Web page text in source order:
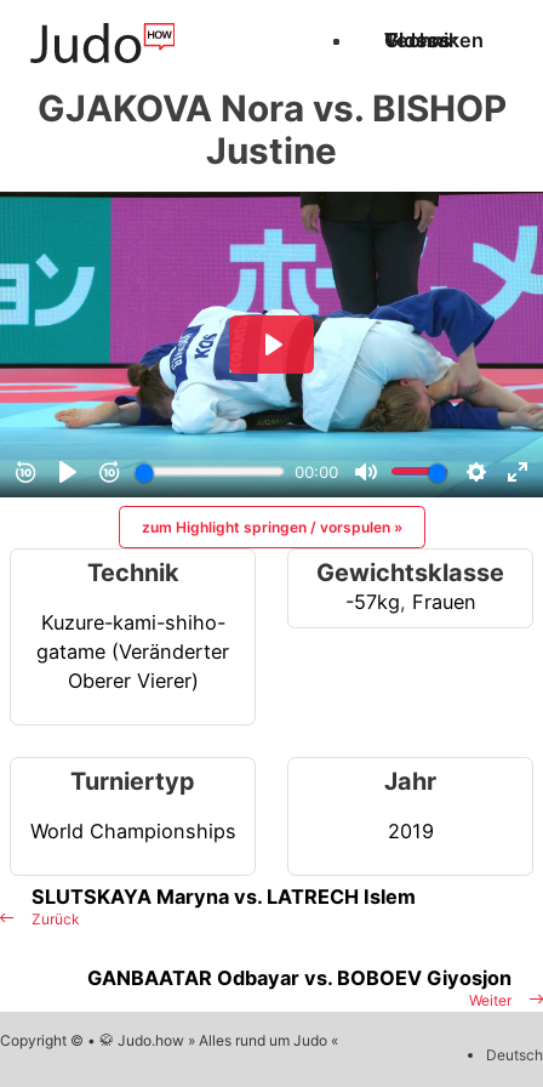
Techniken
Videos
Glossar
GJAKOVA Nora vs. BISHOP
Justine
zum Highlight springen / vorspulen »
Technik
Kuzure-kami-shiho-
gatame (Veränderter
Oberer Vierer)
Gewichtsklasse
-57kg, Frauen
Turniertyp
World Championships
Jahr
2019
Zurück
SLUTSKAYA Maryna vs. LATRECH Islem
Weiter
GANBAATAR Odbayar vs. BOBOEV Giyosjon
Copyright © • 🥋 Judo.how » Alles rund um Judo «
Deutsch